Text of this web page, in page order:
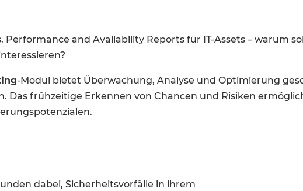
Performance and Availability Reports für IT-Assets – warum
-Modul bietet Überwachung, Analyse und Optimierung
Das frühzeitige Erkennen von Chancen und Risiken
dabei, Sicherheitsvorfälle in ihrem